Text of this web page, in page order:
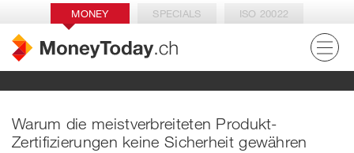
MONEY SPECIALS ISO 20022
Warum die meistverbreiteten Produkt-
Zertifizierungen keine Sicherheit gewähren